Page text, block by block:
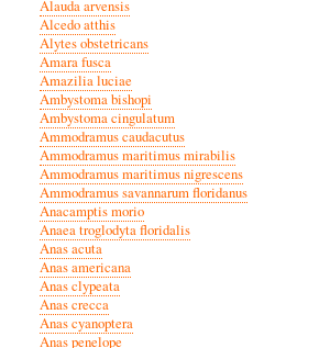
Alauda arvensis
Alcedo atthis
Alytes obstetricans
Amara fusca
Amazilia luciae
Ambystoma bishopi
Ambystoma cingulatum
Ammodramus caudacutus
Ammodramus maritimus mirabilis
Ammodramus maritimus nigrescens
Ammodramus savannarum floridanus
Anacamptis morio
Anaea troglodyta floridalis
Anas acuta
Anas americana
Anas clypeata
Anas crecca
Anas cyanoptera
Anas penelope